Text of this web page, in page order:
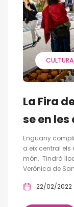
CULTURA
La Fira
se en
Enguany
a eix central els
món. Tindrà
Verònica de
22/02/2022